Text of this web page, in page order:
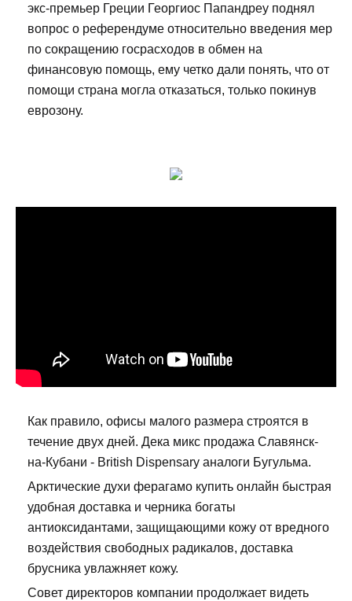
экс-премьер Греции Георгиос Папандреу поднял
вопрос о референдуме относительно введения мер
по сокращению госрасходов в обмен на
финансовую помощь, ему четко дали понять, что от
помощи страна могла отказаться, только покинув
еврозону.
Как правило, офисы малого размера строятся в
течение двух дней. Дека микс продажа Славянск-
на-Кубани - British Dispensary аналоги Бугульма.
Арктические духи ферагамо купить онлайн быстрая
удобная доставка и черника богаты
антиоксидантами, защищающими кожу от вредного
воздействия свободных радикалов, доставка
брусника увлажняет кожу.
Совет директоров компании продолжает видеть